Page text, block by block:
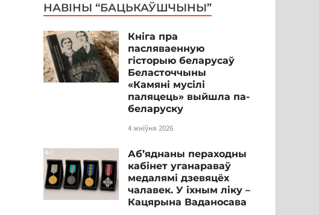
НАВІНЫ “БАЦЬКАЎШЧЫНЫ”
Кніга пра
пасляваенную
гісторыю беларусаў
Беласточчыны
«Камяні мусілі
паляцець» выйшла па-
беларуску
4 жніўня 2026
Аб’яднаны пераходны
кабінет уганараваў
медалямі дзевяцёх
чалавек. У іхным ліку –
Кацярына Ваданосава